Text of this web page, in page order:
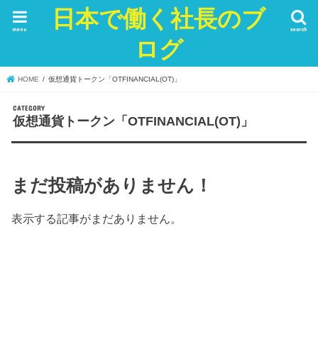
日本で働く社長のブ
ログ
search
menu
HOME 仮想通貨トークン「OTFINANCIAL(OT)」
仮想通貨トークン「OTFINANCIAL(OT)」
まだ投稿がありません！
表示する記事がまだありません。